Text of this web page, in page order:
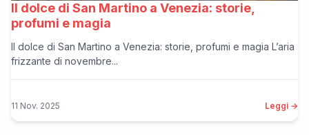
Il dolce di San Martino a Venezia: storie,
profumi e magia
Il dolce di San Martino a Venezia: storie, profumi e magia L’aria
frizzante di novembre...
11 Nov. 2025 Leggi →